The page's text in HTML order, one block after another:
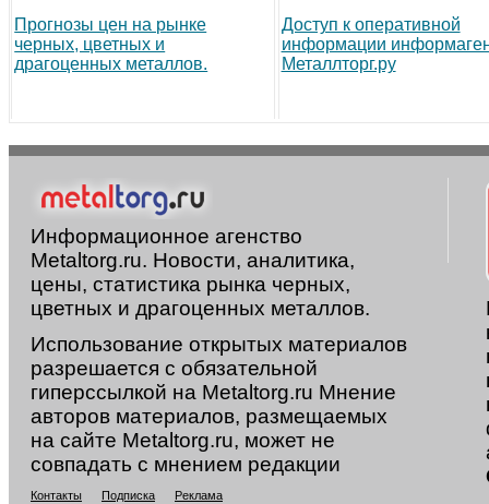
Прогнозы цен на рынке
черных, цветных и
драгоценных металлов.
Доступ к оперативной
информации
Металлторг.ру
Информационное агенство
Metaltorg.ru. Новости, аналитика,
цены, статистика рынка черных,
цветных и драгоценных металлов.
Использование открытых материалов
разрешается с обязательной
гиперссылкой на Metaltorg.ru Мнение
авторов материалов, размещаемых
на сайте Metaltorg.ru, может не
совпадать с мнением редакции
Контакты Подписка Реклама